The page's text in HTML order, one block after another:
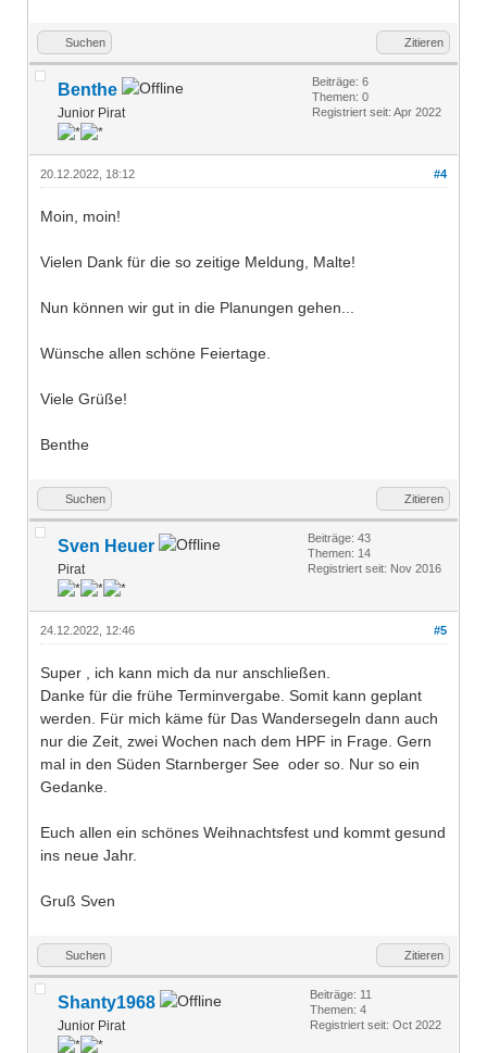
Suchen Zitieren
Benthe
Junior Pirat
Beiträge: 6
Themen: 0
Registriert seit: Apr 2022
#4
20.12.2022, 18:12
Moin, moin!
Vielen Dank für die so zeitige Meldung, Malte!
Nun können wir gut in die Planungen gehen...
Wünsche allen schöne Feiertage.
Viele Grüße!
Benthe
Suchen Zitieren
Sven Heuer
Pirat
Beiträge: 43
Themen: 14
Registriert seit: Nov 2016
#5
24.12.2022, 12:46
Super , ich kann mich da nur anschließen.
Danke für die frühe Terminvergabe. Somit kann geplant
werden. Für mich käme für Das Wandersegeln dann auch
nur die Zeit, zwei Wochen nach dem HPF in Frage. Gern
mal in den Süden Starnberger See oder so. Nur so ein
Gedanke.
Euch allen ein schönes Weihnachtsfest und kommt gesund
ins neue Jahr.
Gruß Sven
Suchen Zitieren
Shanty1968
Junior Pirat
Beiträge: 11
Themen: 4
Registriert seit: Oct 2022